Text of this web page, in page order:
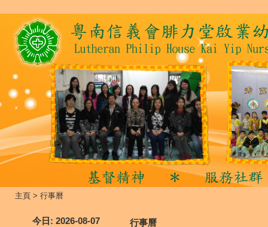
主頁 > 行事曆
今日 : 2026-08-07 行事曆